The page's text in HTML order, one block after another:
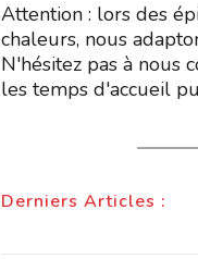
Attention : lors des
chaleurs, nous
N'hésitez pas à nous
les temps d'accueil
Derniers Articles :